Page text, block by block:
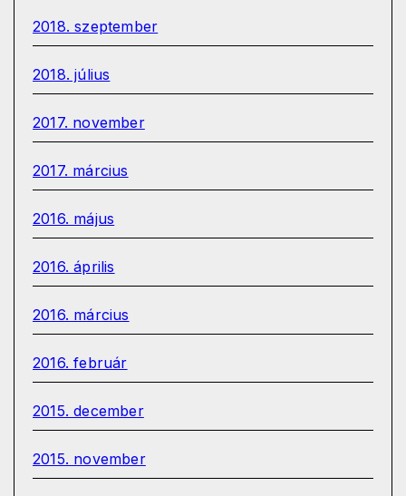
2018. szeptember
2018. július
2017. november
2017. március
2016. május
2016. április
2016. március
2016. február
2015. december
2015. november